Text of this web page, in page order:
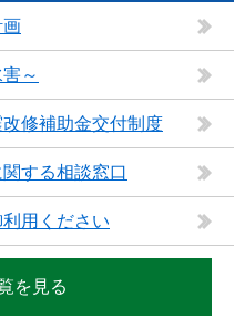
画
～
修補助金交付制度
する相談窓口
用ください
を見る